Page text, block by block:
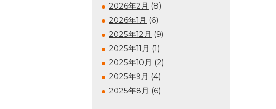
2026年2月 (8)
2026年1月 (6)
2025年12月 (9)
2025年11月 (1)
2025年10月 (2)
2025年9月 (4)
2025年8月 (6)